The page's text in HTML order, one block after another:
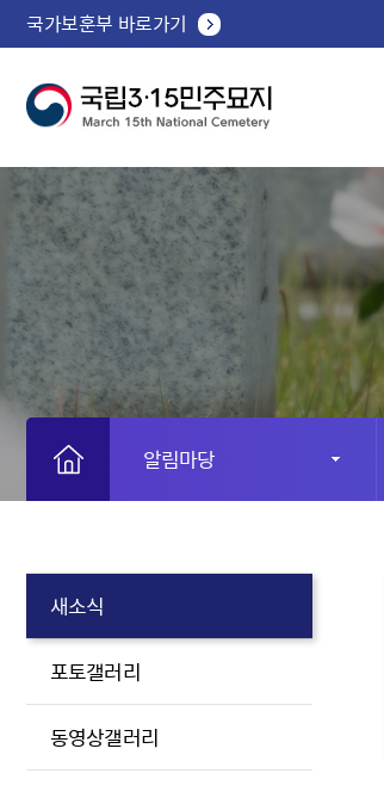
국가보훈부 바로가기
알림마당
새소식
포토갤러리
동영상갤러리